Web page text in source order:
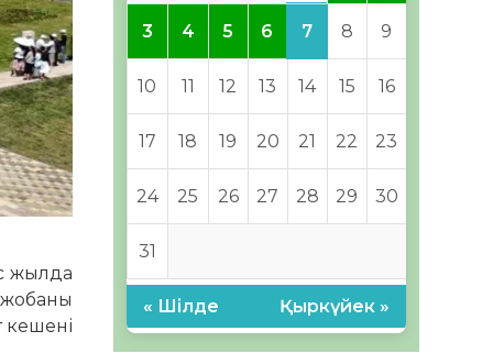
жылда
кешені
3 4 5 6 7 8 9
10 11 12 13 14 15 16
17 18 19 20 21 22 23
24 25 26 27 28 29 30
31
« Шілде Қыркүйек »